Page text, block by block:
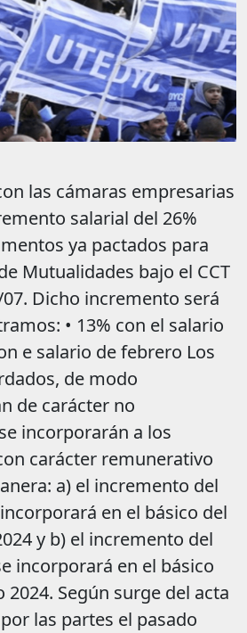
las cámaras empresarias
salarial del 26%
ya pactados para
Mutualidades bajo el CCT
Dicho incremento será
• 13% con el salario
e salario de febrero Los
de modo
de carácter no
incorporarán a los
carácter remunerativo
a) el incremento del
en el básico del
y b) el incremento del
incorporará en el básico
2024. Según surge del acta
las partes el pasado